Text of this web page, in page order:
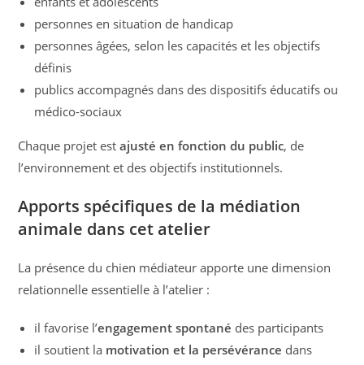
personnes en situation de handicap
personnes âgées, selon les capacités et les objectifs
définis
publics accompagnés dans des dispositifs éducatifs ou
médico-sociaux
Chaque projet estajusté en fonction du public, de
l’environnement et des objectifs institutionnels.
Apports spécifiques de la médiation
animale dans cet atelier
La présence du chien médiateur apporte une dimension
relationnelle essentielle à l’atelier :
il favorise l’engagement spontané des participants
il soutient la motivation et la persévérance dans